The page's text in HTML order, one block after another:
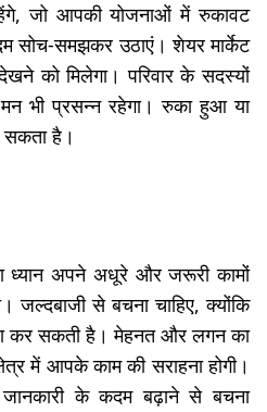
जो आपकी योजनाओं में रुकावट
सोच-समझकर उठाएं। शेयर मार्केट
को मिलेगा। परिवार के सदस्यों
भी प्रसन्न रहेगा। रुका हुआ या
सकता है।
अपने अधूरे और जरूरी कामों
जल्दबाजी से बचना चाहिए, क्योंकि
कर सकती है। मेहनत और लगन का
में आपके काम की सराहना होगी।
जानकारी के कदम बढ़ाने से बचना